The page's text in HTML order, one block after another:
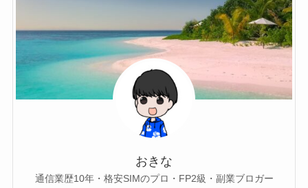
おきな
通信業歴10年・格安SIMのプロ・FP2級・副業ブロガー